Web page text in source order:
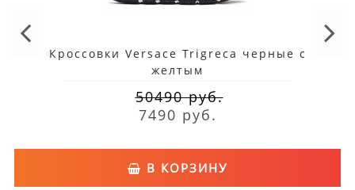
Кроссовки Versace Trigreca черные с
желтым
50490 руб.
7490 руб.
В КОРЗИНУ